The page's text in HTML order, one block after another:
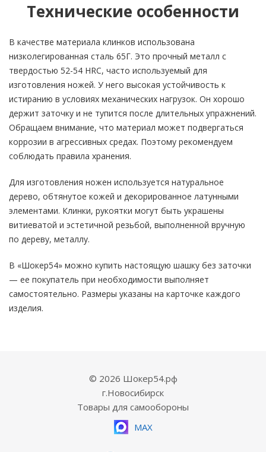
Технические особенности
В качестве материала клинков использована
низколегированная сталь 65Г. Это прочный металл с
твердостью 52-54 HRC, часто используемый для
изготовления ножей. У него высокая устойчивость к
истиранию в условиях механических нагрузок. Он хорошо
держит заточку и не тупится после длительных упражнений.
Обращаем внимание, что материал может подвергаться
коррозии в агрессивных средах. Поэтому рекомендуем
соблюдать правила хранения.
Для изготовления ножен используется натуральное
дерево, обтянутое кожей и декорированное латунными
элементами. Клинки, рукоятки могут быть украшены
витиеватой и эстетичной резьбой, выполненной вручную
по дереву, металлу.
В «Шокер54» можно купить настоящую шашку без заточки
— ее покупатель при необходимости выполняет
самостоятельно. Размеры указаны на карточке каждого
изделия.
© 2026 Шокер54.рф
г.Новосибирск
Товары для самообороны
MAX